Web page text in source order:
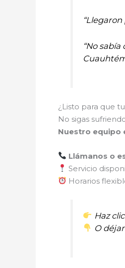
“No
¿Listo para que
No sigas
Nuestro equipo
Llámanos o
Servicio
Horarios
Haz
O